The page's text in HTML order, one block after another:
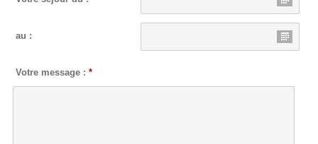
au :
Votre message :*